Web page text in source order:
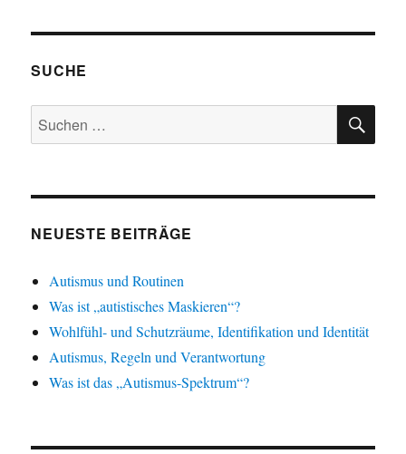
SUCHE
Suchen
nach:
NEUESTE BEITRÄGE
Autismus und Routinen
Was ist „autistisches Maskieren“?
Wohlfühl- und Schutzräume, Identifikation und Identität
Autismus, Regeln und Verantwortung
Was ist das „Autismus-Spektrum“?